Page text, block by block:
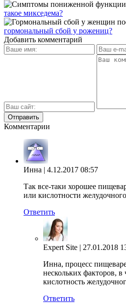
такое микседема?
гормональный сбой у рожениц?
Добавить комментарий
Комментарии
Инна | 4.12.2017 08:57
Так все-таки хорошее
или кислотности
Ответить
Expert Site | 27.01.2018
Инна, процесс
нескольких факторов, в
кислотность
Ответить